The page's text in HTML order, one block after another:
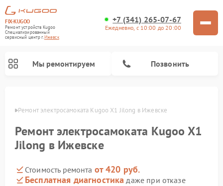
FIX-KUGOO
Ремонт устройств Kugoo
Специализированный
cервисный центр г.Ижевск
+7 (341) 265-07-67
Ежедневно, с 10:00 до 20:00
Мы ремонтируем Позвонить
Ремонт электросамоката Kugoo X1 Jilong в Ижевске
Ремонт электросамоката Kugoo X1
Jilong в Ижевске
Стоимость ремонта от 420 руб.
Бесплатная диагностика даже при отказе